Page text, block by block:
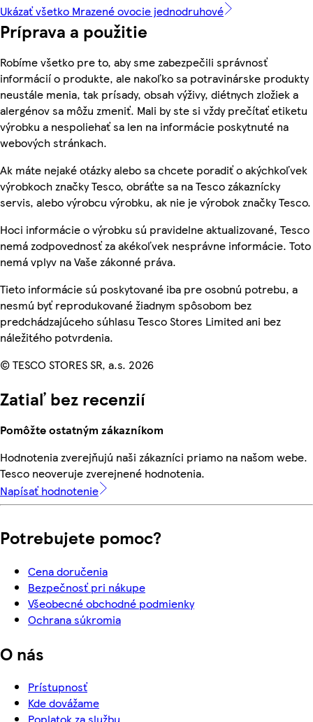
Ukázať všetko Mrazené ovocie jednodruhové
Príprava a použitie
Robíme všetko pre to, aby sme zabezpečili správnosť
informácií o produkte, ale nakoľko sa potravinárske produkty
neustále menia, tak prísady, obsah výživy, diétnych zložiek a
alergénov sa môžu zmeniť. Mali by ste si vždy prečítať etiketu
výrobku a nespoliehať sa len na informácie poskytnuté na
webových stránkach.
Ak máte nejaké otázky alebo sa chcete poradiť o akýchkoľvek
výrobkoch značky Tesco, obráťte sa na Tesco zákaznícky
servis, alebo výrobcu výrobku, ak nie je výrobok značky Tesco.
Hoci informácie o výrobku sú pravidelne aktualizované, Tesco
nemá zodpovednosť za akékoľvek nesprávne informácie. Toto
nemá vplyv na Vaše zákonné práva.
Tieto informácie sú poskytované iba pre osobnú potrebu, a
nesmú byť reprodukované žiadnym spôsobom bez
predchádzajúceho súhlasu Tesco Stores Limited ani bez
náležitého potvrdenia.
© TESCO STORES SR, a.s. 2026
Zatiaľ bez recenzií
Pomôžte ostatným zákazníkom
Hodnotenia zverejňujú naši zákazníci priamo na našom webe.
Tesco neoveruje zverejnené hodnotenia.
Napísať hodnotenie
Potrebujete pomoc?
Cena doručenia
Bezpečnosť pri nákupe
Všeobecné obchodné podmienky
Ochrana súkromia
O nás
Prístupnosť
Kde dovážame